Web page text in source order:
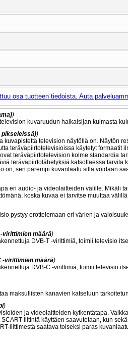
osa tuotteen tiedoista. Auta
)
kuvaruudun halkaisijan kulmasta
pikseleissä))
kuvapistettä television näytöllä on. Näytön
teräväpiirtotelevisioissa käytetyt formaatit
teräväpiirtotelevision kolme standardia
teräväpiirtolähetyksiä katsottaessa
on, sen parempi kuvanlaatu sillä voidaan
eri audio- ja videolaitteiden välille. Mikäli
koska kuvaa ei tarvitse muuttaa
pystyy erottelemaan eri värien ja
virittimien määrä)
DVB-T -virittimiä, toimii televisio
-virittimien määrä)
DVB-C -virittimiä, toimii televisio
maksullisten kanavien katseluun
)
ja videolaitteiden kytkentätapa.
liitintä käyttäen saavutetaan, kun
liittimestä saatava toiseksi paras